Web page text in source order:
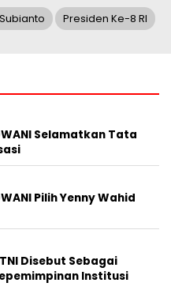
Presiden Ke-8 RI
Selamatkan Tata
Pilih Yenny Wahid
Disebut Sebagai
Institusi